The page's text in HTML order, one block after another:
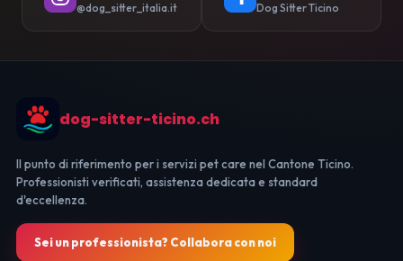
@dog_sitter_italia.it Dog Sitter Ticino
dog-sitter-ticino.ch
Il punto di riferimento per i servizi pet care nel Cantone Ticino.
Professionisti verificati, assistenza dedicata e standard
d'eccellenza.
Sei un professionista? Collabora con noi